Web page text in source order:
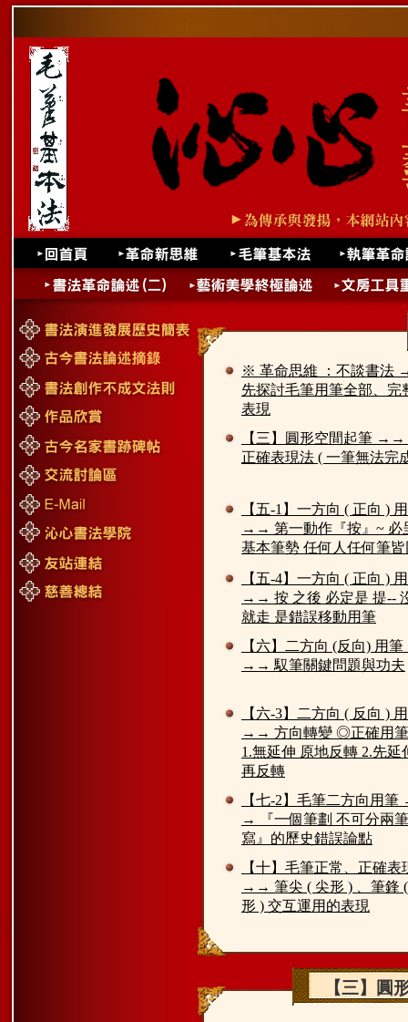
※ 革命思維 ：不談書法
先探討毛筆用筆全部、完
表現
【三】圓形空間起筆
正確表現法 ( 一筆無法完
【五-1】一方向 ( 正向 )
→→ 第一動作『按』~ 必
基本筆勢 任何人任何筆皆
【五-4】一方向 ( 正向 )
→→ 按 之後 必定是 提--
就走 是錯誤移動用筆
【六】二方向 (反向) 用
→→ 馭筆關鍵問題與功夫
【六-3】二方向 ( 反向 )
→→ 方向轉變 ◎正確用
1.無延伸 原地反轉 2.先延
再反轉
【七-2】毛筆二方向用筆
→ 『一個筆劃 不可分兩筆
寫』的歷史錯誤論點
【十】毛筆正常、正確表
→→ 筆尖 ( 尖形 ) 、筆鋒
形 ) 交互運用的表現
【三】圓